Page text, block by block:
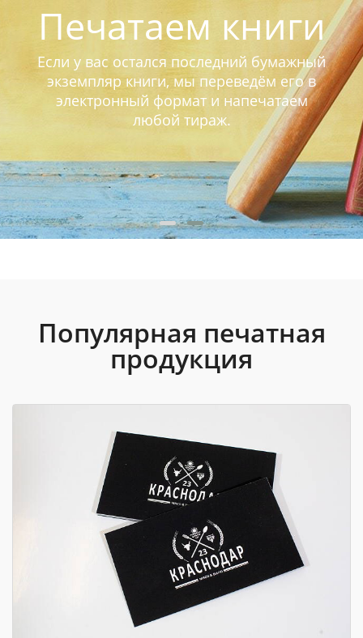
Печатаем книги
Если у вас остался последний бумажный
экземпляр книги, мы переведём его в
электронный формат и напечатаем
любой тираж.
Популярная печатная
продукция